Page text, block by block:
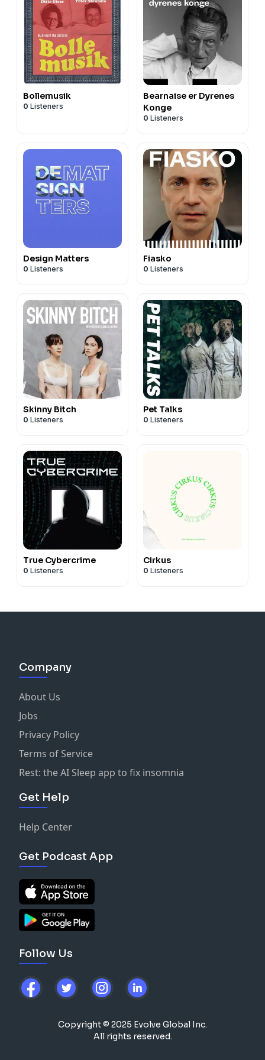
Bollemusik
0 Listeners
Bearnaise er Dyrenes
Konge
0 Listeners
Design Matters
0 Listeners
Fiasko
0 Listeners
Skinny Bitch
0 Listeners
Pet Talks
0 Listeners
True Cybercrime
0 Listeners
Cirkus
0 Listeners
Company
About Us
Jobs
Privacy Policy
Terms of Service
Rest: the AI Sleep app to fix insomnia
Get Help
Help Center
Get Podcast App
Follow Us
Copyright © 2025 Evolve Global Inc.
All rights reserved.